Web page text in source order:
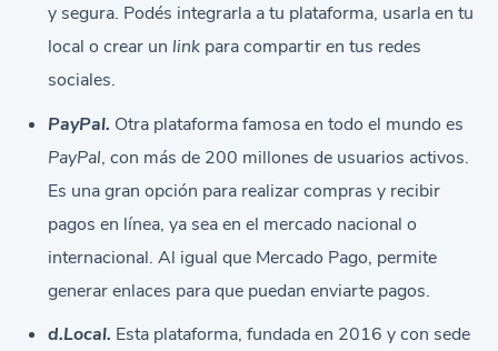
y segura. Podés integrarla a tu plataforma, usarla en tu
local o crear un link para compartir en tus redes
sociales.
PayPal. Otra plataforma famosa en todo el mundo es
PayPal, con más de 200 millones de usuarios activos.
Es una gran opción para realizar compras y recibir
pagos en línea, ya sea en el mercado nacional o
internacional. Al igual que Mercado Pago, permite
generar enlaces para que puedan enviarte pagos.
d.Local. Esta plataforma, fundada en 2016 y con sede